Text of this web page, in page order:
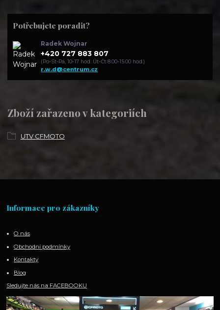
Zboží zařazeno v kategoriích
UTV CFMOTO
Potřebujete poradit?
Radek Wojnar
+420 727 883 807
(Po-St-Pá, 10-17 hod. Út-Čt 8.00-15.00 hod.)
r.w.d@centrum.cz
Informace pro zákazníky
O nás
Obchodní podmínky
Kontakty
Blog
Sledujte nás na FACEBOOKU